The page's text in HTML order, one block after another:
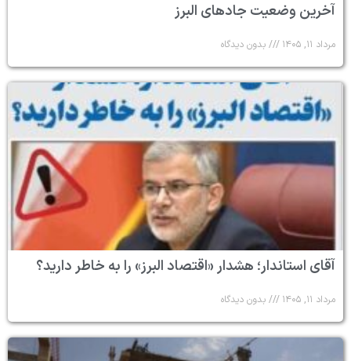
آخرین وضعیت جادهای البرز
مرداد ۱۱, ۱۴۰۵ بدون دیدگاه
آقای استاندار؛ هشدار «اقتصاد البرز» را به خاطر دارید؟
مرداد ۱۱, ۱۴۰۵ بدون دیدگاه